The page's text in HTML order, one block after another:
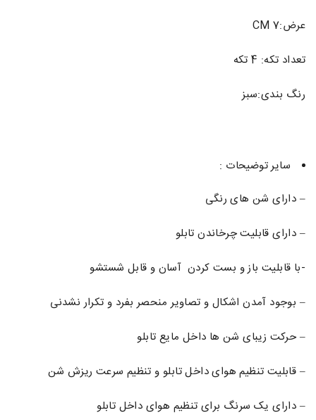
عرض:7 CM
تعداد تکه: 4 تکه
رنگ بندی:سبز
سایر توضیحات :
– دارای شن های رنگی
– دارای قابلیت چرخاندن تابلو
-با قابلیت باز و بست کردن آسان و قابل شستشو
– بوجود آمدن اشکال و تصاویر منحصر بفرد و تکرار نشدنی
– حرکت زیبای شن ها داخل مایع تابلو
– قابلیت تنظیم هوای داخل تابلو و تنظیم سرعت ریزش شن
– دارای یک سرنگ برای تنظیم هوای داخل تابلو